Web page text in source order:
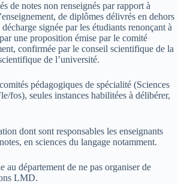
de notes non renseignés par rapport à
de diplômes délivrés en dehors
signée par les étudiants renonçant à
une proposition émise par le comité
confirmée par le conseil scientifique de la
de l’université.
pédagogiques de spécialité (Sciences
fos), seules instances habilitées à délibérer,
dont sont responsables les enseignants
en sciences du langage notamment.
au département de ne pas organiser de
LMD.